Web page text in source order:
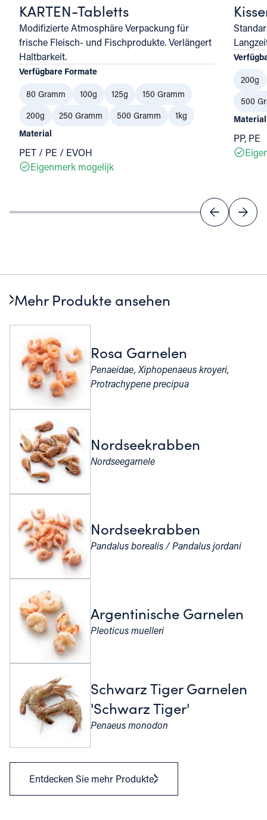
KARTEN-Tabletts
Modifizierte Atmosphäre Verpackung für
frische Fleisch- und Fischprodukte. Verlängert
Haltbarkeit.
Verfügbare Formate
80 Gramm
100g 125g
150 Gramm
200g
250 Gramm 500 Gramm
1kg
Material
PET / PE / EVOH
Eigenmerk mogelijk
200g
500
Material
PP, PE
Mehr Produkte ansehen
Rosa Garnelen
Penaeidae, Xiphopenaeus kroyeri,
Protrachypene precipua
Nordseekrabben
Nordseegarnele
Nordseekrabben
Pandalus borealis / Pandalus jordani
Argentinische Garnelen
Pleoticus muelleri
Schwarz Tiger Garnelen
'Schwarz Tiger'
Penaeus monodon
Entdecken Sie mehr Produkte